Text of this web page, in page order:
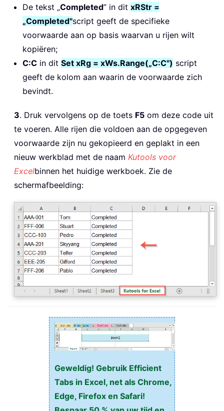
If xWs.Name <> xStr Then
Set xRg = xWs.Range
xRg Intersect xRg,
For
xRg
               xRRg
.EntireRow.Copy
               xCWs
. Cells(xC, 1).
               xC
Next xRRg
End If
Next xWs
Application .DisplayAlerts =
End Sub
De tekst „Completed” in dit xRStr =
„Completed"script geeft de specifieke
voorwaarde aan op basis waarvan u rijen wilt
kopiëren;
C:C in dit Set xRg = xWs.Range(„C:C") script
geeft de kolom aan waarin de voorwaarde zich
bevindt.
3. Druk vervolgens op de toets F5 om deze code uit
te voeren. Alle rijen die voldoen aan de opgegeven
voorwaarde zijn nu gekopieerd en geplakt in een
nieuw werkblad met de naam Kutools voor
Excelbinnen het huidige werkboek. Zie de
schermafbeelding:
Geweldig! Gebruik Efficient
Tabs in Excel, net als Chrome,
Edge, Firefox en Safari!